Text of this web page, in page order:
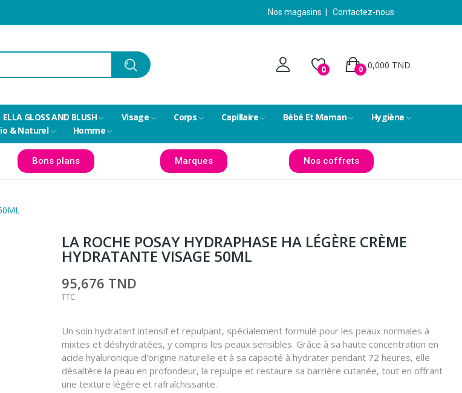
Nos magasins Contactez-nous
0 0,000 TND
0
ELLA GLOSS AND BLUSH Visage Corps Capillaire Bébé Et Maman
Hygiène
& Naturel Homme
Bons plans Marques Nos coffrets
LA ROCHE POSAY HYDRAPHASE HA LÉGÈRE CRÈME
HYDRATANTE VISAGE 50ML
95,676 TND
TTC
Un soin hydratant intensif et repulpant, spécialement formulé pour les peaux normales à
mixtes et déshydratées, y compris les peaux sensibles. Grâce à sa haute concentration en
acide hyaluronique d'origine naturelle et à sa capacité à hydrater pendant 72 heures, elle
désaltère la peau en profondeur, la repulpe et restaure sa barrière cutanée, tout en offrant
une texture légère et rafraîchissante.